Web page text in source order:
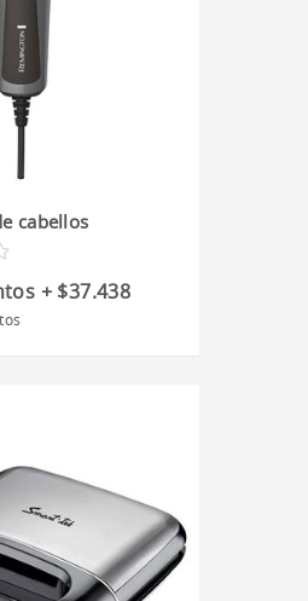
cabellos
+ $37.438